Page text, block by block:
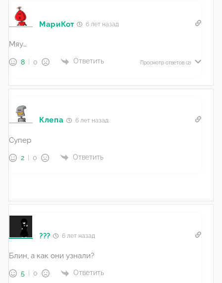
МариКот 6 лет назад
Мяу…
8 0 Ответить Просмотр ответов (2)
Клепа 6 лет назад
Супер
2 0 Ответить
??? 6 лет назад
Блин, а как они узнали?
5 0 Ответить